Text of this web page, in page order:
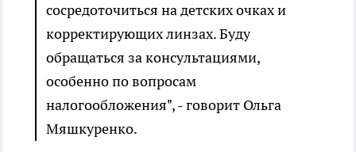
сосредоточиться на детских очках и
корректирующих линзах. Буду
обращаться за консультациями,
особенно по вопросам
налогообложения", - говорит Ольга
Мяшкуренко.